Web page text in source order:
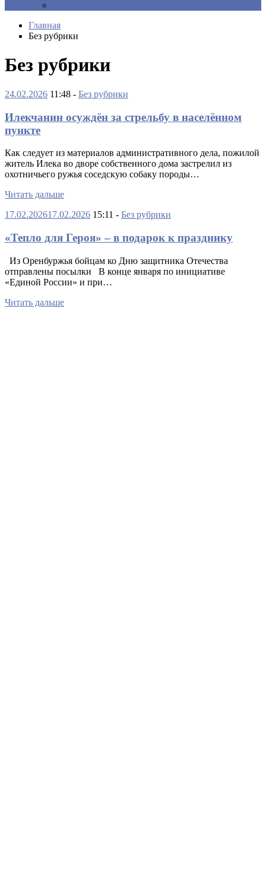
Главная
Без рубрики
Без рубрики
24.02.2026 11:48 - Без рубрики
Илекчанин осуждён за стрельбу в населённом
пункте
Как следует из материалов административного дела, пожилой
житель Илека во дворе собственного дома застрелил из
охотничьего ружья соседскую собаку породы…
Читать дальше
17.02.202617.02.2026 15:11 - Без рубрики
«Тепло для Героя» – в подарок к празднику
Из Оренбуржья бойцам ко Дню защитника Отечества
отправлены посылки В конце января по инициативе
«Единой России» и при…
Читать дальше